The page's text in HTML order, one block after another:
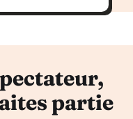
partie